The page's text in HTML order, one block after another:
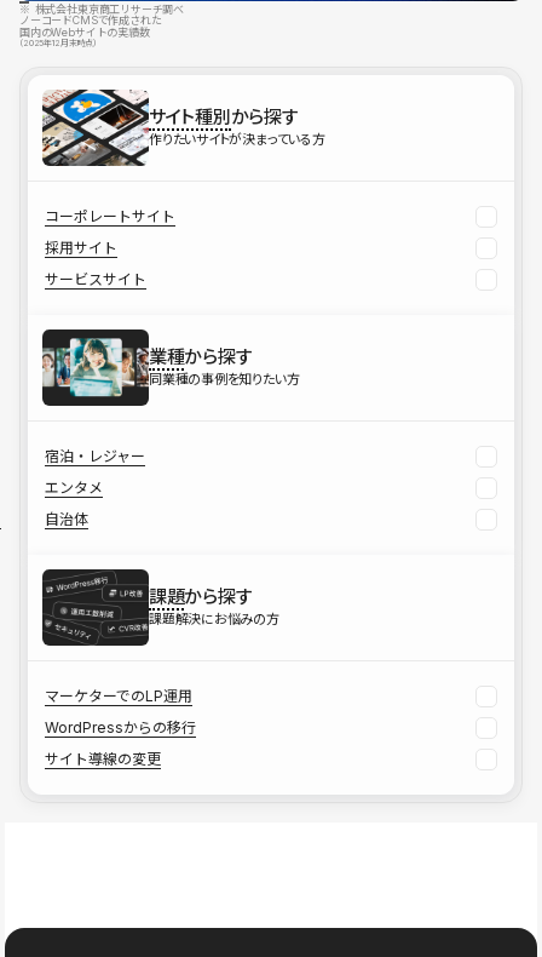
※ 株式会社東京商工リサーチ調べ
ノーコードCMSで作成された
国内のWebサイトの実績数
（2025年12月末時点）
サイト種別から探す
作りたいサイトが決まっている方
コーポレートサイト
採用サイト
サービスサイト
業種から探す
同業種の事例を知りたい方
宿泊・レジャー
エンタメ
自治体
課題から探す
課題解決にお悩みの方
マーケターでのLP運用
WordPressからの移行
サイト導線の変更